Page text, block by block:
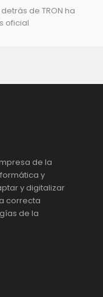
de TRON ha
oficial
de la
y
y digitalizar
correcta
de la